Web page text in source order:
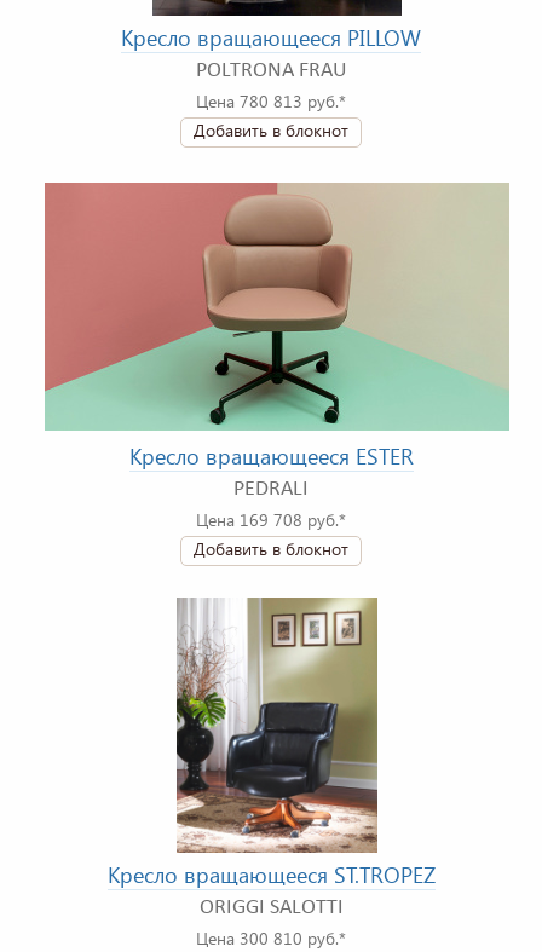
Кресло вращающееся PILLOW
POLTRONA FRAU
Цена 780 813 руб.*
Добавить в блокнот
Кресло вращающееся ESTER
PEDRALI
Цена 169 708 руб.*
Добавить в блокнот
Кресло вращающееся ST.TROPEZ
ORIGGI SALOTTI
Цена 300 810 руб.*